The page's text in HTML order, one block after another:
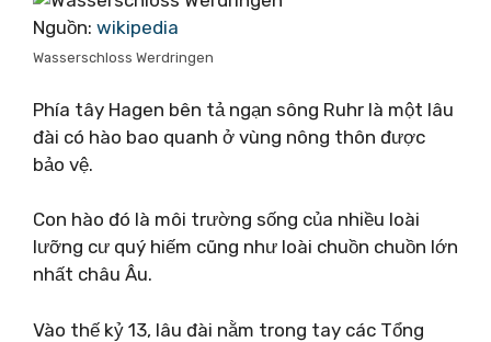
Nguồn: wikipedia
Wasserschloss Werdringen
Phía tây Hagen bên tả ngạn sông Ruhr là một lâu
đài có hào bao quanh ở vùng nông thôn được
bảo vệ.
Con hào đó là môi trường sống của nhiều loài
lưỡng cư quý hiếm cũng như loài chuồn chuồn lớn
nhất châu Âu.
Vào thế kỷ 13, lâu đài nằm trong tay các Tổng